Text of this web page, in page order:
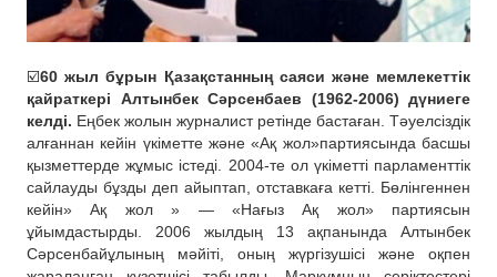
☑️60 жыл бұрын Қазақстанның саяси және мемлекеттік
қайраткері Алтынбек Сәрсенбаев (1962-2006) дүниеге
келді. Еңбек жолын журналист ретінде бастаған. Тәуелсіздік
алғаннан кейін үкіметте және «Ақ жол»партиясында басшы
қызметтерде жұмыс істеді. 2004-те ол үкіметті парламенттік
сайлауды бұзды деп айыптап, отставкаға кетті. Бөлінгеннен
кейін» Ақ жол » — «Нағыз Ақ жол» партиясын
ұйымдастырды. 2006 жылдың 13 ақпанында Алтынбек
Сәрсенбайұлының мәйіті, оның жүргізушісі және оқпен